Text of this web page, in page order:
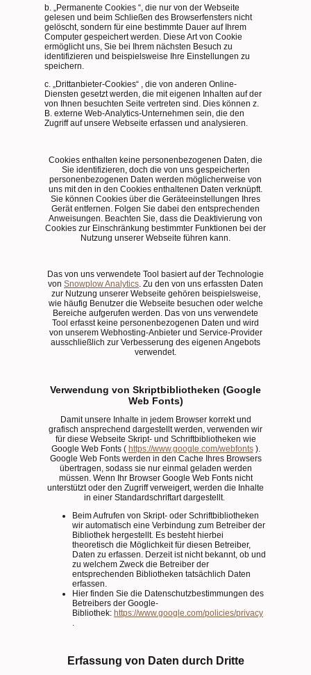
b. „Permanente Cookies “, die nur von der Webseite
gelesen und beim Schließen des Browserfensters nicht
gelöscht, sondern für eine bestimmte Dauer auf Ihrem
Computer gespeichert werden. Diese Art von Cookie
ermöglicht uns, Sie bei Ihrem nächsten Besuch zu
identifizieren und beispielsweise Ihre Einstellungen zu
speichern.
c. „Drittanbieter-Cookies“ , die von anderen Online-
Diensten gesetzt werden, die mit eigenen Inhalten auf der
von Ihnen besuchten Seite vertreten sind. Dies können z.
B. externe Web-Analytics-Unternehmen sein, die den
Zugriff auf unsere Webseite erfassen und analysieren.
Cookies enthalten keine personenbezogenen Daten, die
Sie identifizieren, doch die von uns gespeicherten
personenbezogenen Daten werden möglicherweise von
uns mit den in den Cookies enthaltenen Daten verknüpft.
Sie können Cookies über die Geräteeinstellungen Ihres
Gerät entfernen. Folgen Sie dabei den entsprechenden
Anweisungen. Beachten Sie, dass die Deaktivierung von
Cookies zur Einschränkung bestimmter Funktionen bei der
Nutzung unserer Webseite führen kann.
Das von uns verwendete Tool basiert auf der Technologie
von Snowplow Analytics. Zu den von uns erfassten Daten
zur Nutzung unserer Webseite gehören beispielsweise,
wie häufig Benutzer die Webseite besuchen oder welche
Bereiche aufgerufen werden. Das von uns verwendete
Tool erfasst keine personenbezogenen Daten und wird
von unserem Webhosting-Anbieter und Service-Provider
ausschließlich zur Verbesserung des eigenen Angebots
verwendet.
Verwendung von Skriptbibliotheken (Google
Web Fonts)
Damit unsere Inhalte in jedem Browser korrekt und
grafisch ansprechend dargestellt werden, verwenden wir
für diese Webseite Skript- und Schriftbibliotheken wie
Google Web Fonts ( https://www.google.com/webfonts).
Google Web Fonts werden in den Cache Ihres Browsers
übertragen, sodass sie nur einmal geladen werden
müssen. Wenn Ihr Browser Google Web Fonts nicht
unterstützt oder den Zugriff verweigert, werden die Inhalte
in einer Standardschriftart dargestellt.
Beim Aufrufen von Skript- oder Schriftbibliotheken
wir automatisch eine Verbindung zum Betreiber der
Bibliothek hergestellt. Es besteht hierbei
theoretisch die Möglichkeit für diesen Betreiber,
Daten zu erfassen. Derzeit ist nicht bekannt, ob und
zu welchem Zweck die Betreiber der
entsprechenden Bibliotheken tatsächlich Daten
erfassen.
Hier finden Sie die Datenschutzbestimmungen des
Betreibers der Google-
Bibliothek: https://www.google.com/policies/privacy
.
Erfassung von Daten durch Dritte